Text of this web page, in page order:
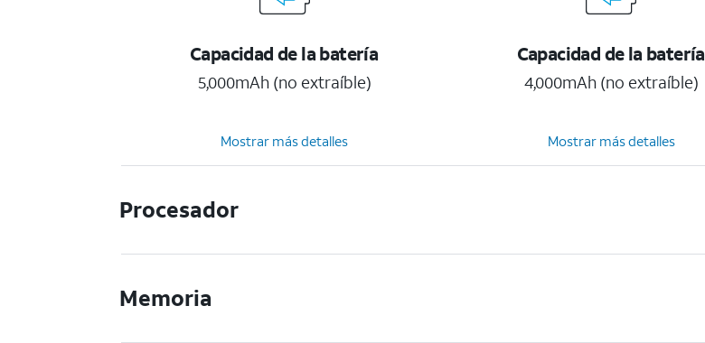
Capacidad de la batería
5,000mAh (no extraíble)
Capacidad de la batería
4,000mAh (no extraíble)
Mostrar más detalles Mostrar más detalles
Procesador
Memoria